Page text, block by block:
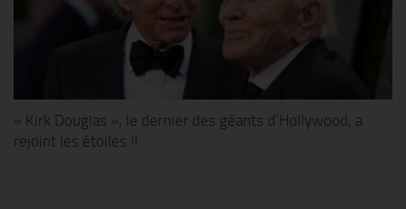
« Kirk Douglas », le dernier des géants d’Hollywood, a
rejoint les étoiles !!